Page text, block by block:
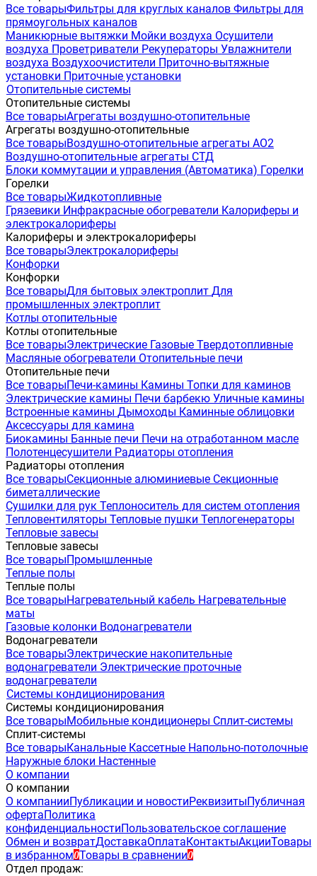
Все товарыФильтры для круглых каналов Фильтры для
прямоугольных каналов
Маникюрные вытяжки Мойки воздуха Осушители
воздуха Проветриватели Рекуператоры Увлажнители
воздуха Воздухоочистители Приточно-вытяжные
установки Приточные установки
Отопительные системы
Отопительные системы
Все товарыАгрегаты воздушно-отопительные
Агрегаты воздушно-отопительные
Все товарыВоздушно-отопительные агрегаты АО2
Воздушно-отопительные агрегаты СТД
Блоки коммутации и управления (Автоматика) Горелки
Горелки
Все товарыЖидкотопливные
Грязевики Инфракрасные обогреватели Калориферы и
электрокалориферы
Калориферы и электрокалориферы
Все товарыЭлектрокалориферы
Конфорки
Конфорки
Все товарыДля бытовых электроплит Для
промышленных электроплит
Котлы отопительные
Котлы отопительные
Все товарыЭлектрические Газовые Твердотопливные
Масляные обогреватели Отопительные печи
Отопительные печи
Все товарыПечи-камины Камины Топки для каминов
Электрические камины Печи барбекю Уличные камины
Встроенные камины Дымоходы Каминные облицовки
Аксессуары для камина
Биокамины Банные печи Печи на отработанном масле
Полотенцесушители Радиаторы отопления
Радиаторы отопления
Все товарыСекционные алюминиевые Секционные
биметаллические
Сушилки для рук Теплоноситель для систем отопления
Тепловентиляторы Тепловые пушки Теплогенераторы
Тепловые завесы
Тепловые завесы
Все товарыПромышленные
Теплые полы
Теплые полы
Все товарыНагревательный кабель Нагревательные
маты
Газовые колонки Водонагреватели
Водонагреватели
Все товарыЭлектрические накопительные
водонагреватели Электрические проточные
водонагреватели
Системы кондиционирования
Системы кондиционирования
Все товарыМобильные кондиционеры Сплит-системы
Сплит-системы
Все товарыКанальные Кассетные Напольно-потолочные
Наружные блоки Настенные
О компании
О компании
О компанииПубликации и новостиРеквизитыПубличная
офертаПолитика
конфиденциальностиПользовательское соглашение
Обмен и возвратДоставкаОплатаКонтактыАкцииТовары
в избранном0Товары в сравнении0
Отдел продаж: